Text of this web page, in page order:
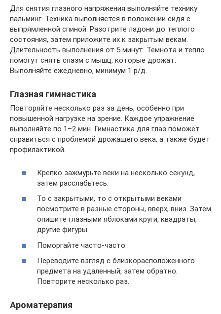
Для снятия глазного напряжения выполняйте технику
пальминг. Техника выполняется в положении сидя с
выпрямленной спиной. Разотрите ладони до теплого
состояния, затем приложите их к закрытым векам.
Длительность выполнения от 5 минут. Темнота и тепло
помогут снять спазм с мышц, которые дрожат.
Выполняйте ежедневно, минимум 1 р/д.
Глазная гимнастика
Повторяйте несколько раз за день, особенно при
повышенной нагрузке на зрение. Каждое упражнение
выполняйте по 1–2 мин. Гимнастика для глаз поможет
справиться с проблемой дрожащего века, а также будет
профилактикой.
Крепко зажмурьте веки на несколько секунд,
затем расслабьтесь.
То с закрытыми, то с открытыми веками
посмотрите в разные стороны, вверх, вниз. Затем
опишите глазными яблоками круги, квадраты,
другие фигуры.
Поморгайте часто-часто.
Переводите взгляд с близкорасположенного
предмета на удаленный, затем обратно.
Повторите несколько раз.
Ароматерапия